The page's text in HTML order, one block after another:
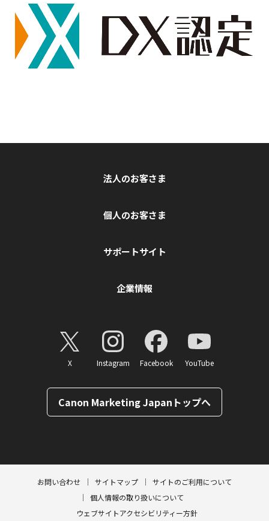
法人のお客さま
個人のお客さま
サポートサイト
企業情報
X Instagram Facebook YouTube
Canon Marketing Japanトップへ
お問い合わせ サイトマップ
サイトのご利用について
個人情報の取り扱いについて
ウェブサイトアクセシビリティー方針